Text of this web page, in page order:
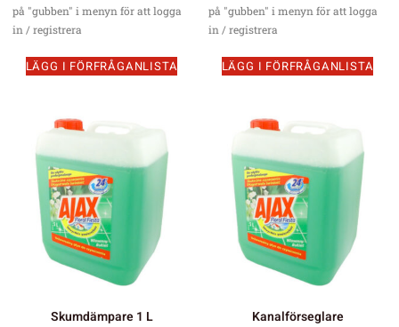
på "gubben" i menyn för att logga
in / registrera
LÄGG I FÖRFRÅGANLISTA
på "gubben" i menyn för att logga
in / registrera
LÄGG I FÖRFRÅGANLISTA
Skumdämpare 1 L Kanalförseglare